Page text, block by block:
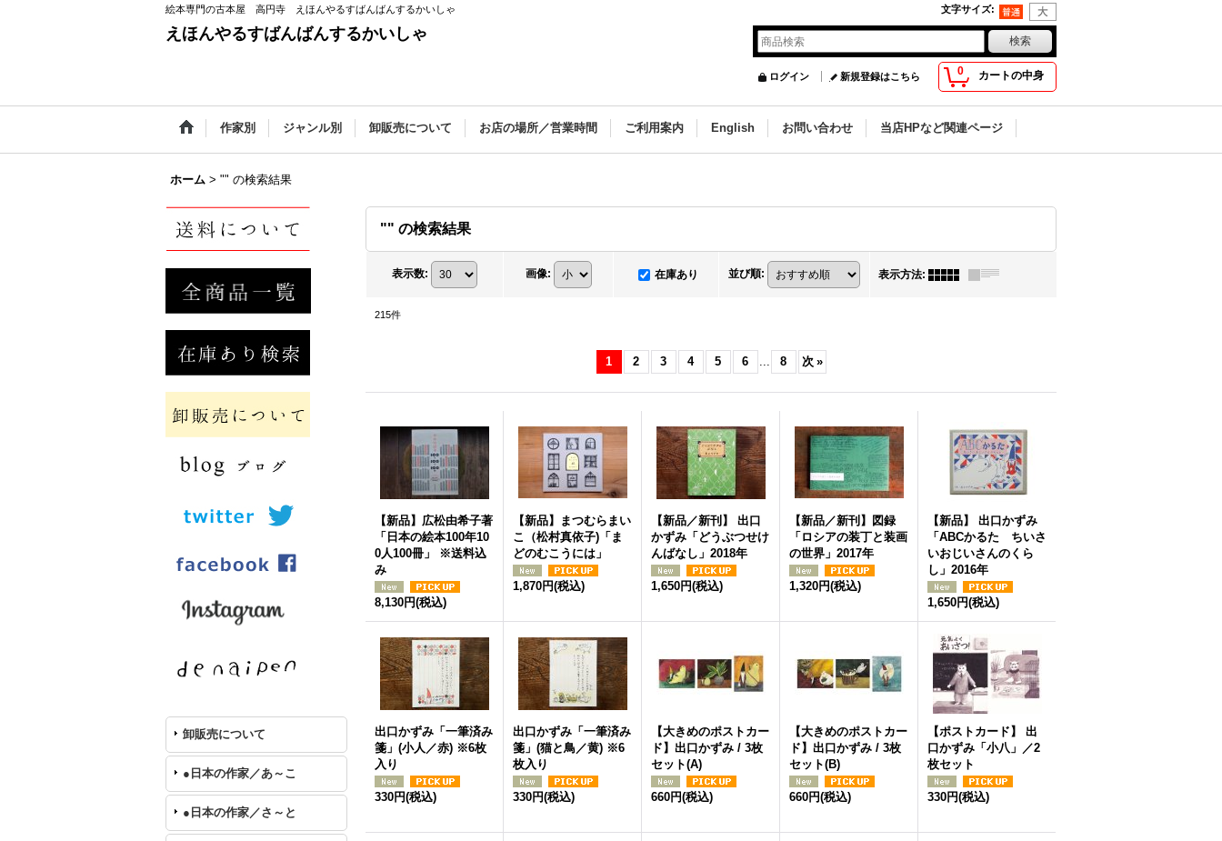
絵本専門の古本屋 高円寺 えほんやるすばんばんするかいしゃ 文字サイズ:
えほんやるすばんばんするかいしゃ
0 カートの中身
ログイン 新規登録はこちら
作家別 ジャンル別 卸販売について お店の場所／営業時間 ご利用案内 English お問い合わせ 当店HPなど関連ページ
ホーム > "" の検索結果
卸販売について
●日本の作家／あ～こ
●日本の作家／さ～と
"" の検索結果
表示数: 画像: 在庫あり 並び順: 表示方法:
215件
1 2 3 4 5 6 ... 8 次 »
【新品】広松由希子著
「日本の絵本100年10
0人100冊」 ※送料込
み
8,130円(税込)
【新品】まつむらまい
こ（松村真依子)「ま
どのむこうには」
1,870円(税込)
【新品／新刊】 出口
かずみ「どうぶつせけ
んばなし」2018年
1,650円(税込)
【新品／新刊】図録
「ロシアの装丁と装画
の世界」2017年
1,320円(税込)
【新品】 出口かずみ
「ABCかるた ちいさ
いおじいさんのくら
し」2016年
1,650円(税込)
出口かずみ「一筆済み
箋」(小人／赤) ※6枚
入り
330円(税込)
出口かずみ「一筆済み
箋」(猫と鳥／黄) ※6
枚入り
330円(税込)
【大きめのポストカー
ド】出口かずみ / 3枚
セット(A)
660円(税込)
【大きめのポストカー
ド】出口かずみ / 3枚
セット(B)
660円(税込)
【ポストカード】 出
口かずみ「小八」／2
枚セット
330円(税込)